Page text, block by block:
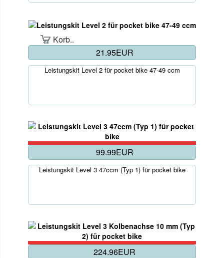
Korb..
21.95EUR
Leistungskit Level 2 für pocket bike 47-49 ccm
99.99EUR
Leistungskit Level 3 47ccm (Typ 1) für pocket bike
224.96EUR